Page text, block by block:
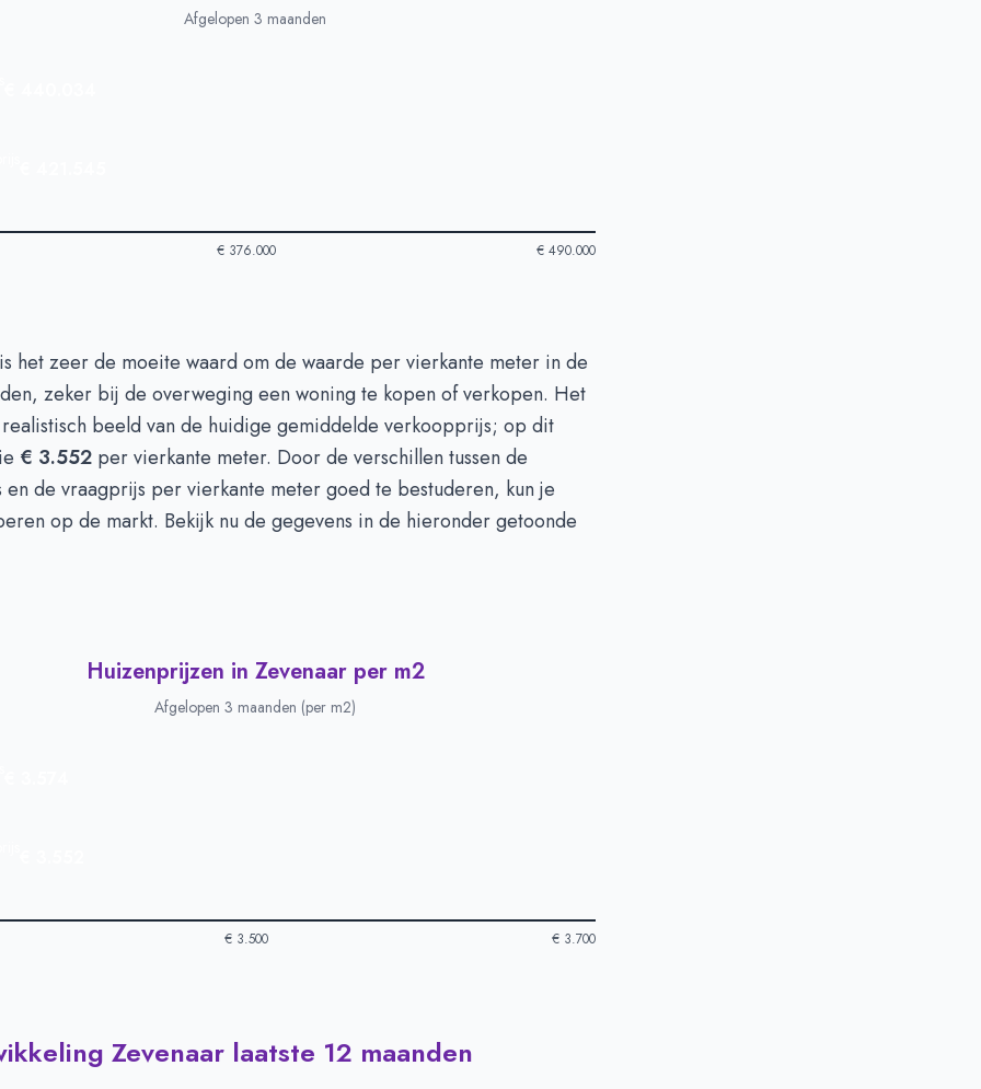
Afgelopen 3 maanden
€ 376.000 € 490.000
Zevenaar-Afgelopen 3 maanden
Bedrag
€ 440.034
€ 421.545
het zeer de moeite waard om de waarde per vierkante meter in de
zeker bij de overweging een woning te kopen of verkopen. Het
beeld van de huidige gemiddelde verkoopprijs; op dit
€ 3.552 per vierkante meter. Door de verschillen tussen de
de vraagprijs per vierkante meter goed te bestuderen, kun je
op de markt. Bekijk nu de gegevens in de hieronder getoonde
Huizenprijzen in Zevenaar per m2
Afgelopen 3 maanden (per m2)
€ 3.500 € 3.700
Zevenaar per m2-Afgelopen 3 maanden (per m2)
Type
Zevenaar laatste 12 maanden